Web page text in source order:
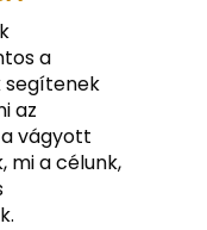
a
segítenek
az
vágyott
mi a célunk,